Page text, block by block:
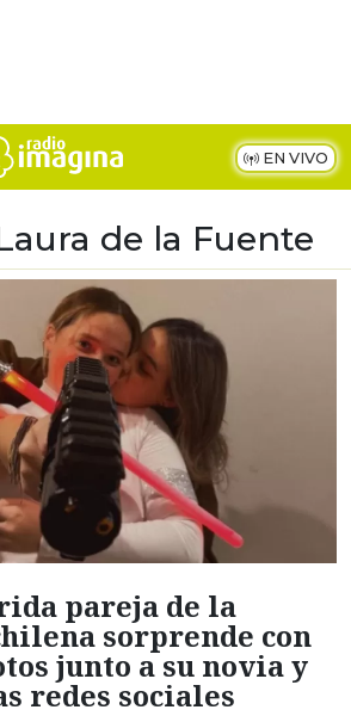
EN VIVO
de la Fuente
pareja de la
sorprende con
junto a su novia y
redes sociales